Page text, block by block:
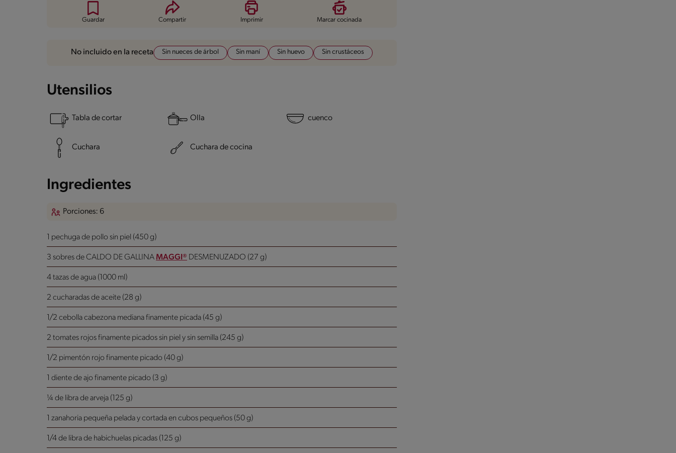
Guardar Compartir Imprimir Marcar cocinada
No incluido en la receta Sin nueces de árbol Sin maní Sin huevo Sin crustáceos
Utensilios
Tabla de cortar Olla cuenco
Cuchara Cuchara de cocina
Ingredientes
Porciones: 6
1 pechuga de pollo sin piel (450 g)
3 sobres de CALDO DE GALLINAMAGGI® DESMENUZADO (27 g)
4 tazas de agua (1000 ml)
2 cucharadas de aceite (28 g)
1/2 cebolla cabezona mediana finamente picada (45 g)
2 tomates rojos finamente picados sin piel y sin semilla (245 g)
1/2 pimentón rojo finamente picado (40 g)
1 diente de ajo finamente picado (3 g)
¼ de libra de arveja (125 g)
1 zanahoria pequeña pelada y cortada en cubos pequeños (50 g)
1/4 de libra de habichuelas picadas (125 g)